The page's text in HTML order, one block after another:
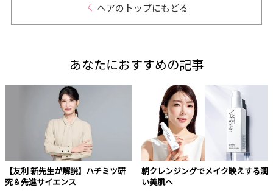
ヘアのトップにもどる
あなたにおすすめの記事
【友利 新先生が解説】ハチミツ研
究＆先進サイエンス
朝クレンジングでメイク映えする潤
い美肌へ